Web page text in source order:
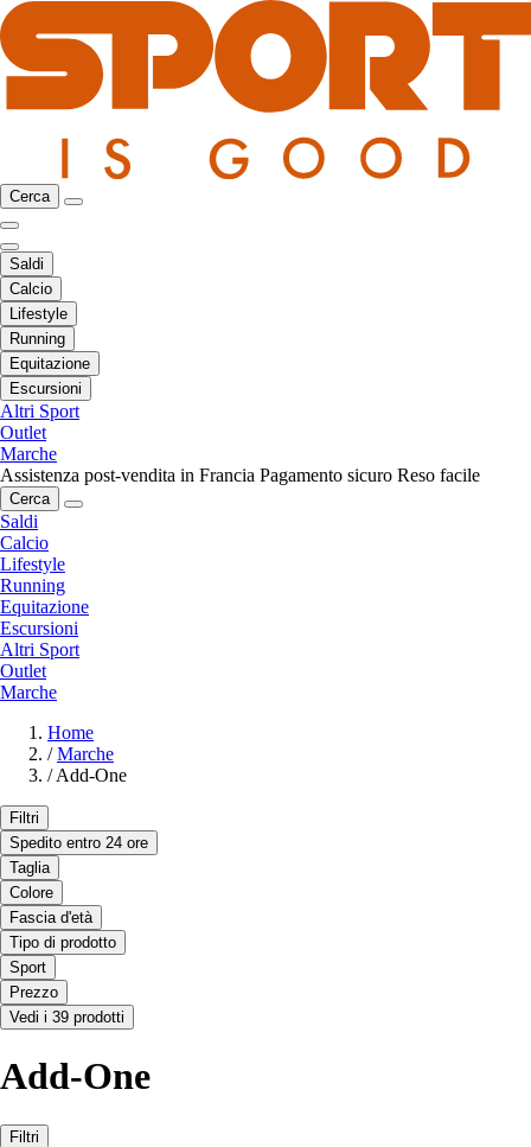
Cerca
Saldi
Calcio
Lifestyle
Running
Equitazione
Escursioni
Altri Sport
Outlet
Marche
Assistenza post-vendita in Francia Pagamento sicuro Reso facile
Cerca
Saldi
Calcio
Lifestyle
Running
Equitazione
Escursioni
Altri Sport
Outlet
Marche
Home
/ Marche
/ Add-One
Filtri
Spedito entro 24 ore
Taglia
Colore
Fascia d'età
Tipo di prodotto
Sport
Prezzo
Vedi i 39 prodotti
Add-One
Filtri